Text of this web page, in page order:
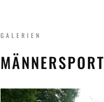
GALERIEN
MÄNNERSPORT